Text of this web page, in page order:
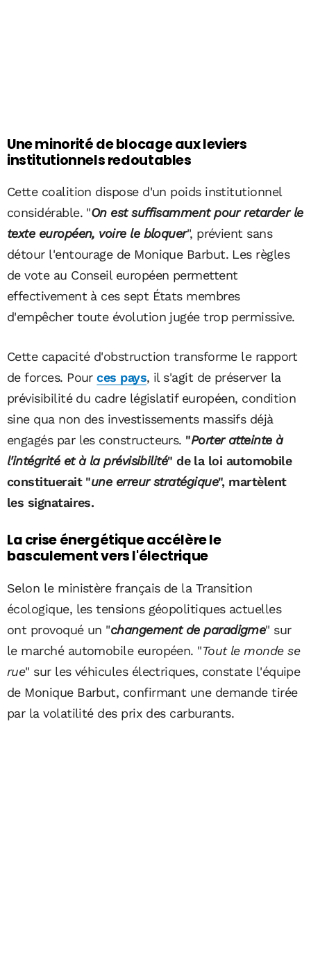
Une minorité de blocage aux leviers
institutionnels redoutables
Cette coalition dispose d'un poids institutionnel
considérable. "On est suffisamment pour retarder le
texte européen, voire le bloquer", prévient sans
détour l'entourage de Monique Barbut. Les règles
de vote au Conseil européen permettent
effectivement à ces sept États membres
d'empêcher toute évolution jugée trop permissive.
Cette capacité d'obstruction transforme le rapport
de forces. Pources pays, il s'agit de préserver la
prévisibilité du cadre législatif européen, condition
sine qua non des investissements massifs déjà
engagés par les constructeurs. "Porter atteinte à
l'intégrité et à la prévisibilité" de la loi automobile
constituerait "une erreur stratégique", martèlent
les signataires.
La crise énergétique accélère le
basculement vers l'électrique
Selon le ministère français de la Transition
écologique, les tensions géopolitiques actuelles
ont provoqué un "changement de paradigme" sur
le marché automobile européen. "Tout le monde se
rue" sur les véhicules électriques, constate l'équipe
de Monique Barbut, confirmant une demande tirée
par la volatilité des prix des carburants.